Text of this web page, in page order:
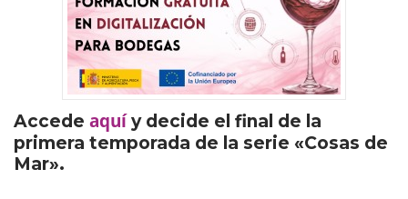
Accede aquíy decide el final de la
primera temporada de la serie «Cosas de
Mar».